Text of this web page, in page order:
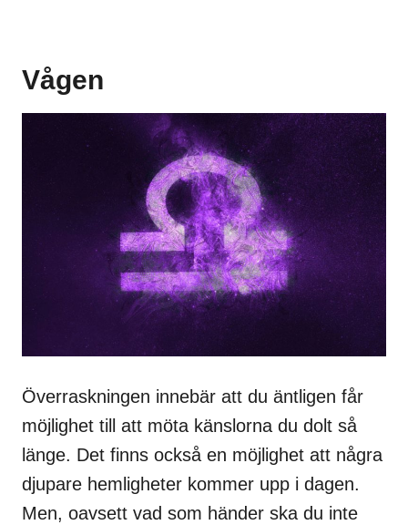
Vågen
Överraskningen innebär att du äntligen får
möjlighet till att möta känslorna du dolt så
länge. Det finns också en möjlighet att några
djupare hemligheter kommer upp i dagen.
Men, oavsett vad som händer ska du inte